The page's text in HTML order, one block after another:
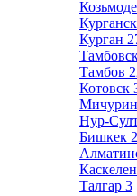
Курган
Тамбов
Котовск
Нур-
Бишкек
Каскелен
Талгар 3